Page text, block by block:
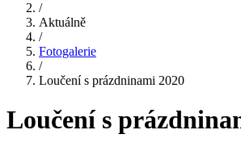
/
Aktuálně
/
Fotogalerie
/
Loučení s prázdninami 2020
Loučení s